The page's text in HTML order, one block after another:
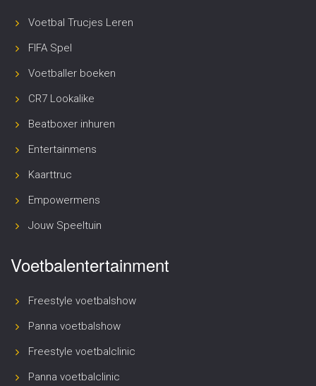
Voetbal Trucjes Leren
FIFA Spel
Voetballer boeken
CR7 Lookalike
Beatboxer inhuren
Entertainmens
Kaarttruc
Empowermens
Jouw Speeltuin
Voetbalentertainment
Freestyle voetbalshow
Panna voetbalshow
Freestyle voetbalclinic
Panna voetbalclinic